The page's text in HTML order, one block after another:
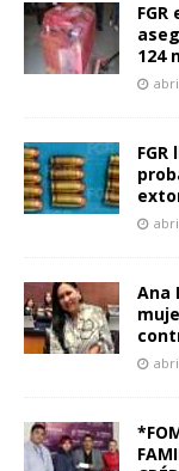
124
Ana